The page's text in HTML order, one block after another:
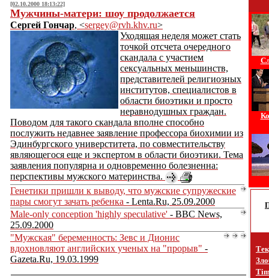
[02.10.2000 18:13:22]
Мужчины-матери: шоу продолжается
Сергей Гончар, <sergey@rvh.khv.ru>
Уходящая неделя может стать
точкой отсчета очередного
скандала с участием
сексуальных меньшинств,
представителей религиозных
институтов, специалистов в
области биоэтики и просто
неравнодушных граждан.
Поводом для такого скандала вполне способно
послужить недавнее заявление профессора биохимии из
Эдинбургского универститета, по совместительству
являющегося еще и экспертом в области биоэтики. Тема
заявления популярна и одновременно болезненна:
перспективы мужского материнства.
Генетики пришли к выводу, что мужские супружеские
пары смогут зачать ребенка - Lenta.Ru, 25.09.2000
Male-only conception 'highly speculative' - BBC News,
25.09.2000
"Мужская" беременность: Зевс и Дионис
вдохновляют английских ученых на "прорыв" -
Gazeta.Ru, 19.03.1999